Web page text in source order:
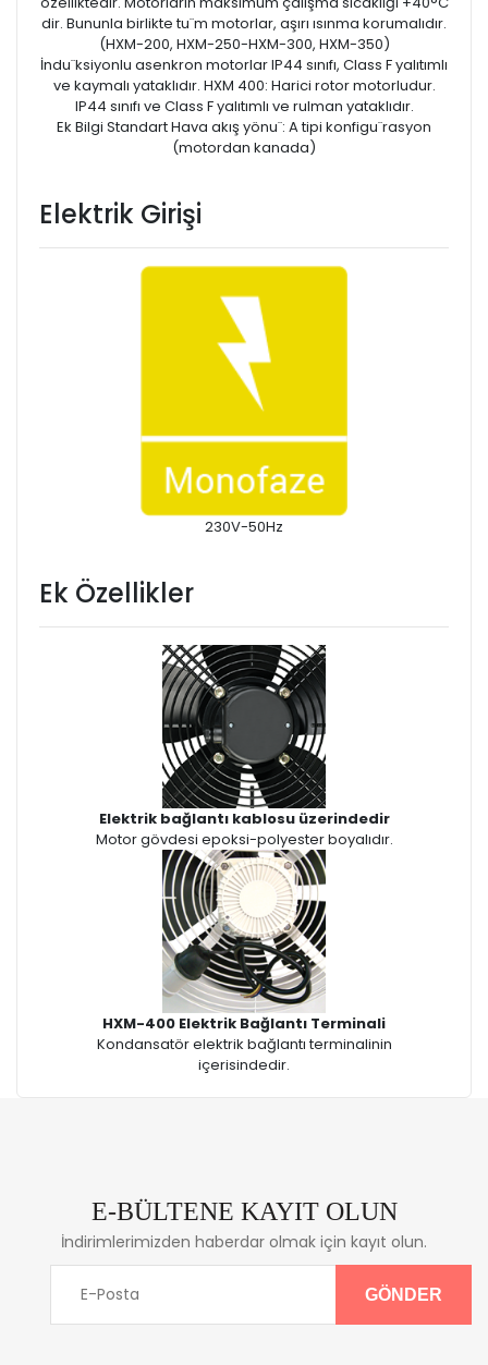
dir. Bununla birlikte tu¨m motorlar, aşırı ısınma korumalıdır.
(HXM-200, HXM-250-HXM-300, HXM-350)
İndu¨ksiyonlu asenkron motorlar IP44 sınıfı, Class F yalıtımlı
ve kaymalı yataklıdır. HXM 400: Harici rotor motorludur.
IP44 sınıfı ve Class F yalıtımlı ve rulman yataklıdır.
Ek Bilgi Standart Hava akış yönu¨: A tipi konfigu¨rasyon
(motordan kanada)
Elektrik Girişi
230V-50Hz
Ek Özellikler
Elektrik bağlantı kablosu üzerindedir
Motor gövdesi epoksi-polyester boyalıdır.
HXM-400 Elektrik Bağlantı Terminali
Kondansatör elektrik bağlantı terminalinin
içerisindedir.
E-BÜLTENE KAYIT OLUN
İndirimlerimizden haberdar olmak için kayıt olun.